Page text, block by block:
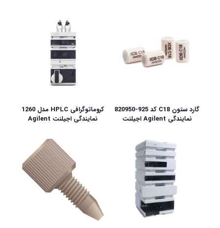
گارد ستون C18 کد 925-820950
نمایندگی Agilent اجیلنت
کروماتوگرافی HPLC مدل 1260
نمایندگی اجیلنت Agilent